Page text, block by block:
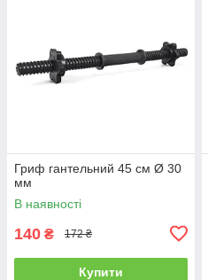
Гриф гантельний 45 см Ø 30
мм
В наявності
140 ₴ 172 ₴
Купити